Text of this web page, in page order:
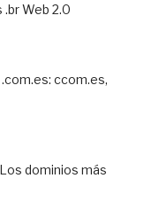
.br Web 2.0
ccom.es,
dominios más